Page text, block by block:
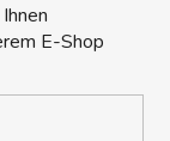
E-Shop